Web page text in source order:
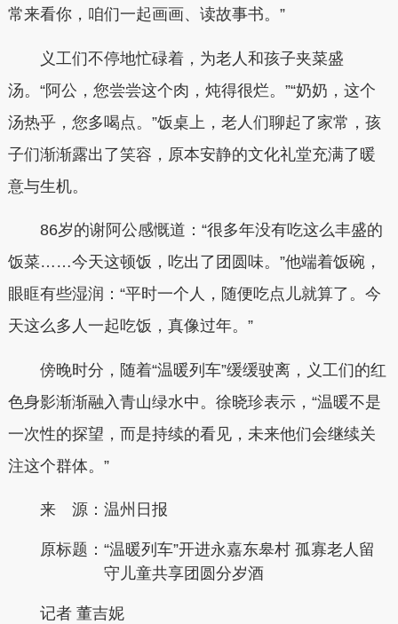
常来看你，咱们一起画画、读故事书。”
义工们不停地忙碌着，为老人和孩子夹菜盛
汤。“阿公，您尝尝这个肉，炖得很烂。”“奶奶，这个
汤热乎，您多喝点。”饭桌上，老人们聊起了家常，孩
子们渐渐露出了笑容，原本安静的文化礼堂充满了暖
意与生机。
86岁的谢阿公感慨道：“很多年没有吃这么丰盛的
饭菜……今天这顿饭，吃出了团圆味。”他端着饭碗，
眼眶有些湿润：“平时一个人，随便吃点儿就算了。今
天这么多人一起吃饭，真像过年。”
傍晚时分，随着“温暖列车”缓缓驶离，义工们的红
色身影渐渐融入青山绿水中。徐晓珍表示，“温暖不是
一次性的探望，而是持续的看见，未来他们会继续关
注这个群体。”
来 源：温州日报
原标题： “温暖列车”开进永嘉东皋村 孤寡老人留
守儿童共享团圆分岁酒
记者 董吉妮